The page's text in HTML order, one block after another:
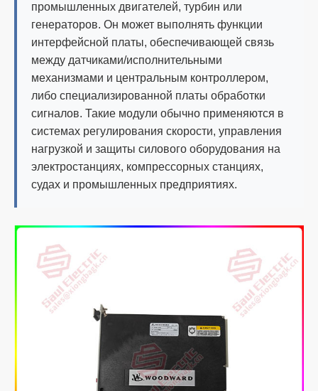
промышленных двигателей, турбин или
генераторов. Он может выполнять функции
интерфейсной платы, обеспечивающей связь
между датчиками/исполнительными
механизмами и центральным контроллером,
либо специализированной платы обработки
сигналов. Такие модули обычно применяются в
системах регулирования скорости, управления
нагрузкой и защиты силового оборудования на
электростанциях, компрессорных станциях,
судах и промышленных предприятиях.